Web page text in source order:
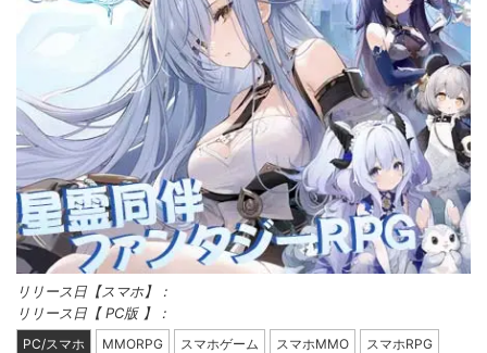
リリース日【スマホ】：
リリース日【 PC版 】：
PC/スマホ MMORPG スマホゲーム スマホMMO スマホRPG